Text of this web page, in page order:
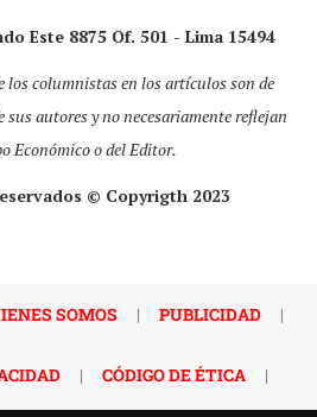
Este 8875 Of. 501 - Lima 15494
los columnistas en los artículos son de
autores y no necesariamente reflejan
Económico o del Editor.
© Copyrigth 2023
SOMOS | PUBLICIDAD |
| CÓDIGO DE ÉTICA |